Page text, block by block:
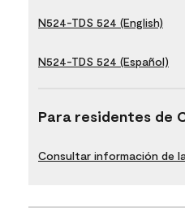
N524-TDS 524 (English)
N524-TDS 524 (Español)
Para residentes de
Consultar información de